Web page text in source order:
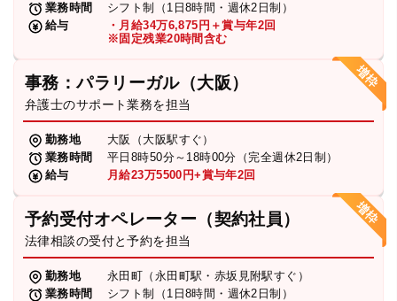
業務時間
シフト制（1日8時間・週休2日制）
給与
・月給34万6,875円＋賞与年2回
※固定残業20時間含む
事務：パラリーガル（大阪）
弁護士のサポート業務を担当
勤務地
大阪（大阪駅すぐ）
業務時間
平日8時50分～18時00分（完全週休2日制）
給与
月給23万5500円+賞与年2回
予約受付オペレーター（契約社員）
法律相談の受付と予約を担当
勤務地
永田町（永田町駅・赤坂見附駅すぐ）
業務時間
シフト制（1日8時間・週休2日制）
費用
求人採用
お知らせ
特設サイト
相談先情報サイト